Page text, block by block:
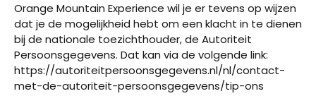
Orange Mountain Experience wil je er tevens op wijzen
dat je de mogelijkheid hebt om een klacht in te dienen
bij de nationale toezichthouder, de Autoriteit
Persoonsgegevens. Dat kan via de volgende link:
https://autoriteitpersoonsgegevens.nl/nl/contact-
met-de-autoriteit-persoonsgegevens/tip-ons